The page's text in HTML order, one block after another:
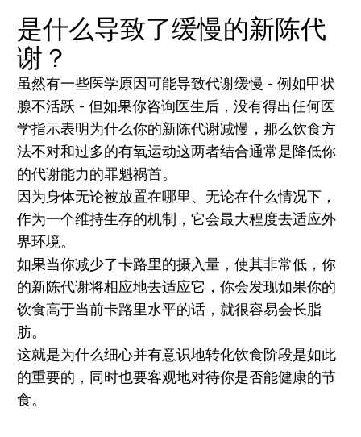
是什么导致了缓慢的新陈代
谢？
虽然有一些医学原因可能导致代谢缓慢 - 例如甲状
腺不活跃 - 但如果你咨询医生后，没有得出任何医
学指示表明为什么你的新陈代谢减慢，那么饮食方
法不对和过多的有氧运动这两者结合通常是降低你
的代谢能力的罪魁祸首。
因为身体无论被放置在哪里、无论在什么情况下，
作为一个维持生存的机制，它会最大程度去适应外
界环境。
如果当你减少了卡路里的摄入量，使其非常低，你
的新陈代谢将相应地去适应它，你会发现如果你的
饮食高于当前卡路里水平的话，就很容易会长脂
肪。
这就是为什么细心并有意识地转化饮食阶段是如此
的重要的，同时也要客观地对待你是否能健康的节
食。